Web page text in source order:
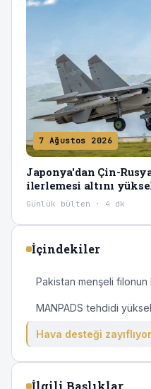
7 Ağustos 2026
Japonya'dan Çin-
ilerlemesi altını
Günlük bülten · 4 dk
İçindekiler
Pakistan menşeli filonun
MANPADS tehdidi
Hava desteği zayıflıyor